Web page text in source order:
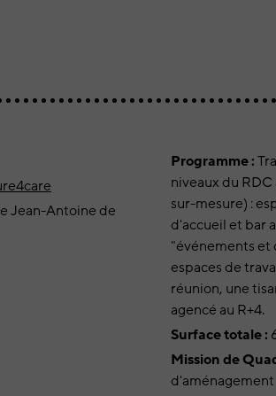
Jean-Antoine de
Programme :
niveaux du
sur-mesure) :
d'accueil et bar
"événements et
espaces de
réunion, une
agencé au R+4.
Surface totale :
Mission de
d'aménagement